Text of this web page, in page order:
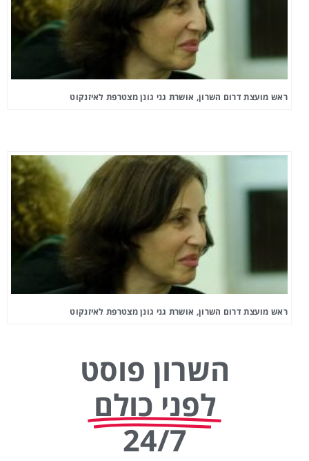
ראש מועצת דרום השרון, אושרת גני גונן מצטרפת לאיזנקוט
ראש מועצת דרום השרון, אושרת גני גונן מצטרפת לאיזנקוט
השרון פוסט
לפני כולם
24/7